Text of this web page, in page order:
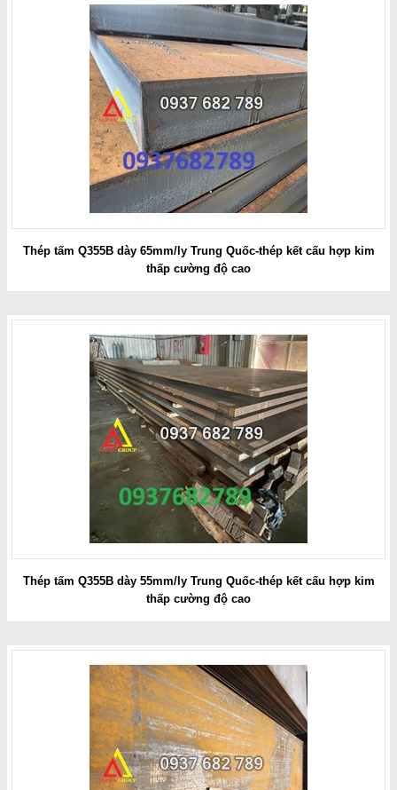
Thép tấm Q355B dày 65mm/ly Trung Quốc-thép kết cấu hợp kim
thấp cường độ cao
Thép tấm Q355B dày 55mm/ly Trung Quốc-thép kết cấu hợp kim
thấp cường độ cao